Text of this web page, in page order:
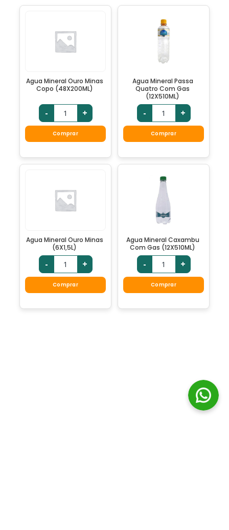
Agua Mineral Ouro Minas
Copo (48X200ML)
- +
Comprar
Agua Mineral Passa
Quatro Com Gas
(12X510ML)
- +
Comprar
Agua Mineral Ouro Minas
(6X1,5L)
- +
Comprar
Agua Mineral Caxambu
Com Gas (12X510ML)
- +
Comprar